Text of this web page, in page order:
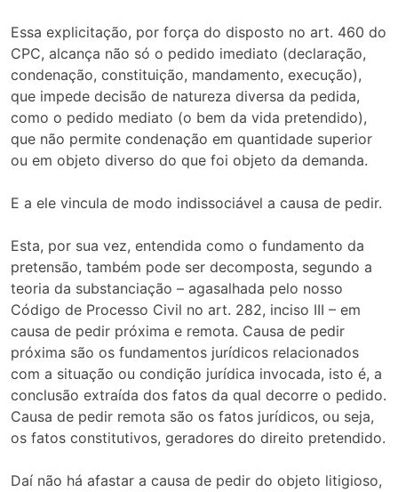
Essa explicitação, por força do disposto no art. 460 do
CPC, alcança não só o pedido imediato (declaração,
condenação, constituição, mandamento, execução),
que impede decisão de natureza diversa da pedida,
como o pedido mediato (o bem da vida pretendido),
que não permite condenação em quantidade superior
ou em objeto diverso do que foi objeto da demanda.
E a ele vincula de modo indissociável a causa de pedir.
Esta, por sua vez, entendida como o fundamento da
pretensão, também pode ser decomposta, segundo a
teoria da substanciação – agasalhada pelo nosso
Código de Processo Civil no art. 282, inciso III – em
causa de pedir próxima e remota. Causa de pedir
próxima são os fundamentos jurídicos relacionados
com a situação ou condição jurídica invocada, isto é, a
conclusão extraída dos fatos da qual decorre o pedido.
Causa de pedir remota são os fatos jurídicos, ou seja,
os fatos constitutivos, geradores do direito pretendido.
Daí não há afastar a causa de pedir do objeto litigioso,